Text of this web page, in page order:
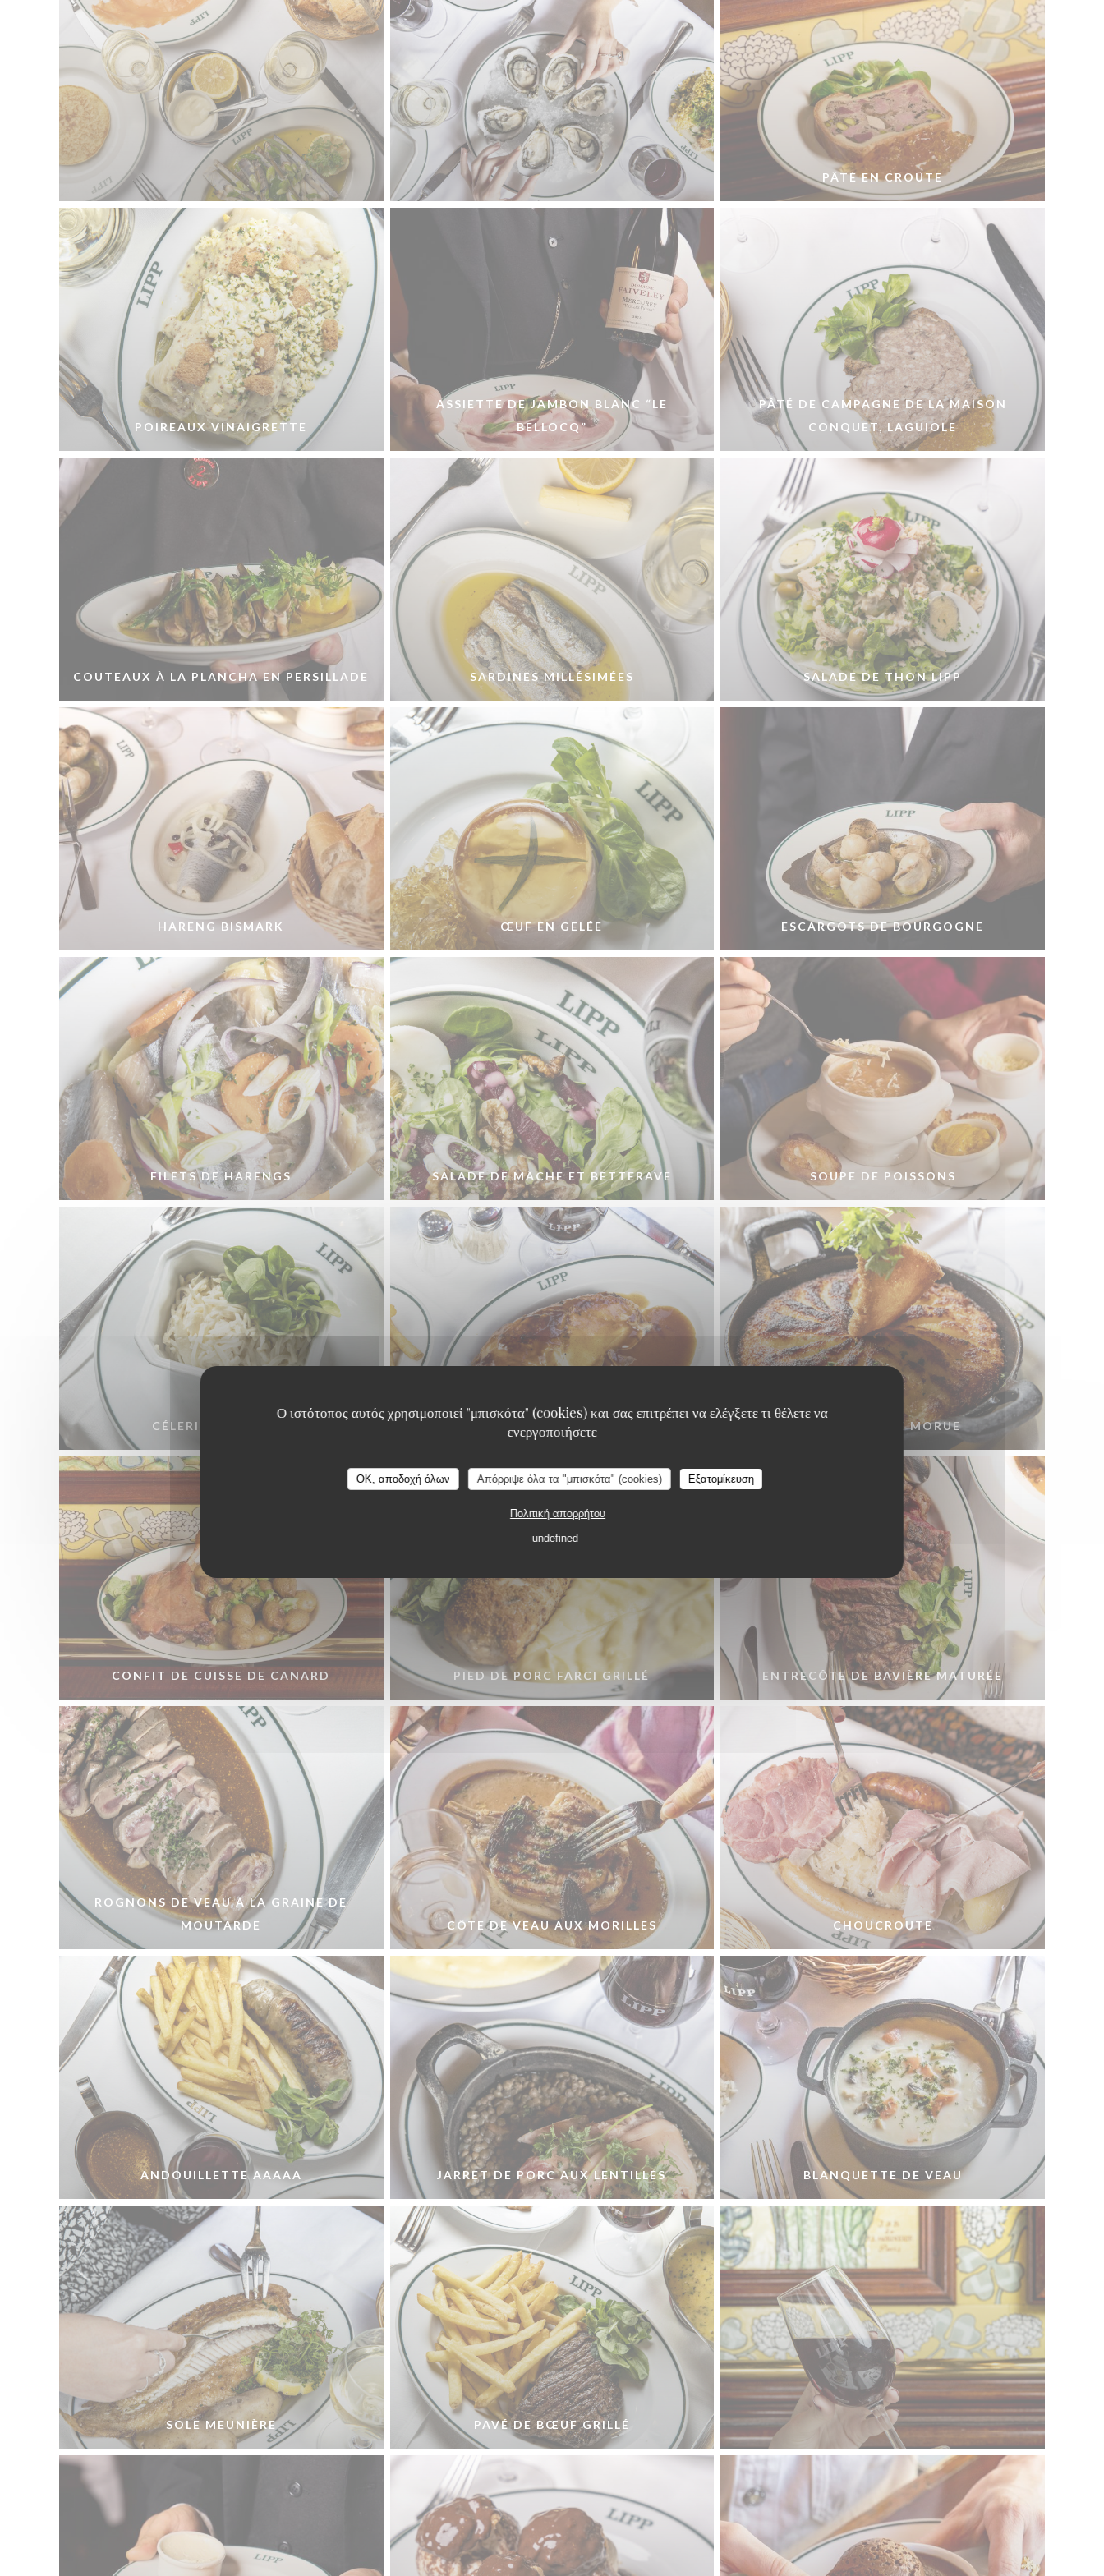
Ο ιστότοπος αυτός χρησιμοποιεί "μπισκότα" (cookies) και σας επιτρέπει να ελέγξετε τι θέλετε να
ενεργοποιήσετε
OK, αποδοχή όλων Απόρριψε όλα τα "μπισκότα" (cookies) Εξατομίκευση
Πολιτική απορρήτου
undefined
PÂTÉ EN CROÛTE
POIREAUX VINAIGRETTE
ASSIETTE DE JAMBON BLANC “LE
BELLOCQ”
PÂTÉ DE CAMPAGNE DE LA MAISON
CONQUET, LAGUIOLE
COUTEAUX À LA PLANCHA EN PERSILLADE SARDINES MILLÉSIMÉES SALADE DE THON LIPP
HARENG BISMARK ŒUF EN GELÉE ESCARGOTS DE BOURGOGNE
FILETS DE HARENGS SALADE DE MÂCHE ET BETTERAVE SOUPE DE POISSONS
CÉLERI RÉMOULADE QUART DE POULET FROID BRANDADE DE MORUE
CONFIT DE CUISSE DE CANARD PIED DE PORC FARCI GRILLÉ ENTRECÔTE DE BAVIÈRE MATURÉE
ROGNONS DE VEAU À LA GRAINE DE
MOUTARDE
CÔTE DE VEAU AUX MORILLES CHOUCROUTE
ANDOUILLETTE AAAAA JARRET DE PORC AUX LENTILLES BLANQUETTE DE VEAU
SOLE MEUNIÈRE PAVÉ DE BŒUF GRILLÉ